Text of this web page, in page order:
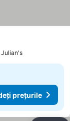
Julian's
prețurile